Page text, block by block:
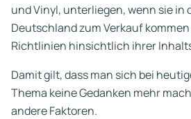
und Vinyl, unterliegen, wenn sie in
Deutschland zum Verkauf
Richtlinien hinsichtlich ihrer
Damit gilt, dass man sich bei
Thema keine Gedanken mehr
andere Faktoren.